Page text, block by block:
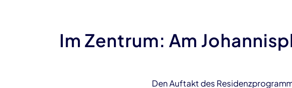
Im Zentrum: Am
Den Auftakt des